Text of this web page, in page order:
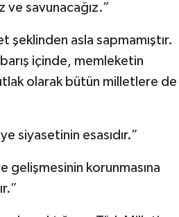
ve savunacağız.”
şeklinden asla sapmamıştır.
içinde, memleketin
olarak bütün milletlere de
siyasetinin esasıdır.”
gelişmesinin korunmasına